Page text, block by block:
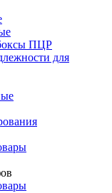
ПЦР
для